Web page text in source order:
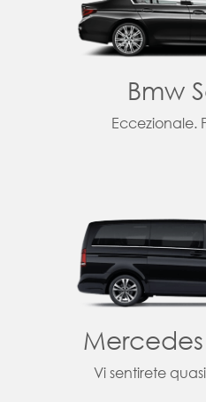
Bmw
Eccezionale.
Vi sentirete